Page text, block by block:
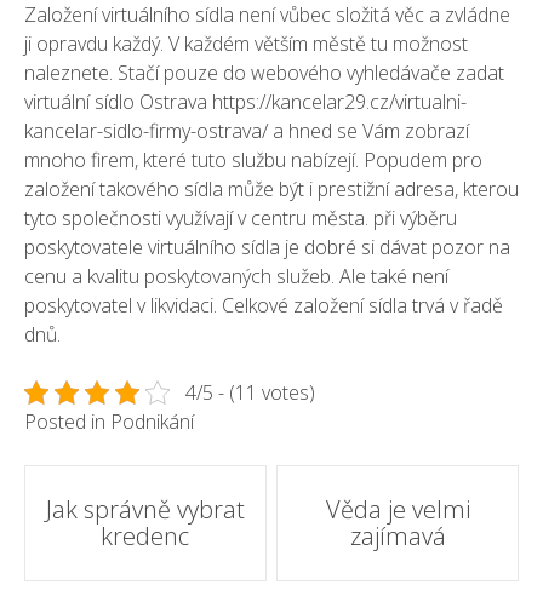
Založení virtuálního sídla není vůbec složitá věc a zvládne
ji opravdu každý. V každém větším městě tu možnost
naleznete. Stačí pouze do webového vyhledávače zadat
virtuální sídlo Ostrava https://kancelar29.cz/virtualni-
kancelar-sidlo-firmy-ostrava/ a hned se Vám zobrazí
mnoho firem, které tuto službu nabízejí. Popudem pro
založení takového sídla může být i prestižní adresa, kterou
tyto společnosti využívají v centru města. při výběru
poskytovatele virtuálního sídla je dobré si dávat pozor na
cenu a kvalitu poskytovaných služeb. Ale také není
poskytovatel v likvidaci. Celkové založení sídla trvá v řadě
dnů.
4/5 - (11 votes)
Posted in Podnikání
Post
navigation
Jak správně vybrat
kredenc
Věda je velmi
zajímavá